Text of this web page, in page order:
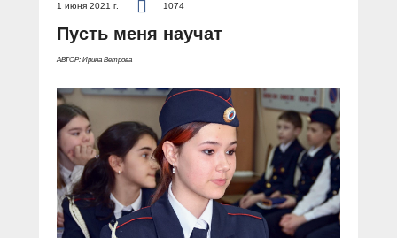
1 июня 2021 г. 1074
Пусть меня научат
АВТОР: Ирина Ветрова